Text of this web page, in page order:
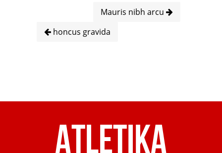
Mauris nibh arcu
honcus gravida
Atletika